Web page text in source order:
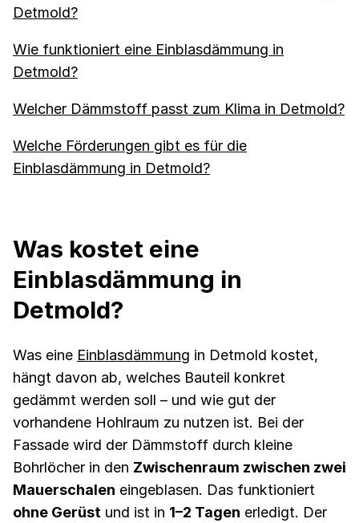
Detmold?
Wie funktioniert eine Einblasdämmung in
Detmold?
Welcher Dämmstoff passt zum Klima in Detmold?
Welche Förderungen gibt es für die
Einblasdämmung in Detmold?
Was kostet eine
Einblasdämmung in
Detmold?
Was eine Einblasdämmung in Detmold kostet,
hängt davon ab, welches Bauteil konkret
gedämmt werden soll – und wie gut der
vorhandene Hohlraum zu nutzen ist. Bei der
Fassade wird der Dämmstoff durch kleine
Bohrlöcher in den Zwischenraum zwischen zwei
Mauerschalen eingeblasen. Das funktioniert
ohne Gerüst und ist in 1–2 Tagen erledigt. Der